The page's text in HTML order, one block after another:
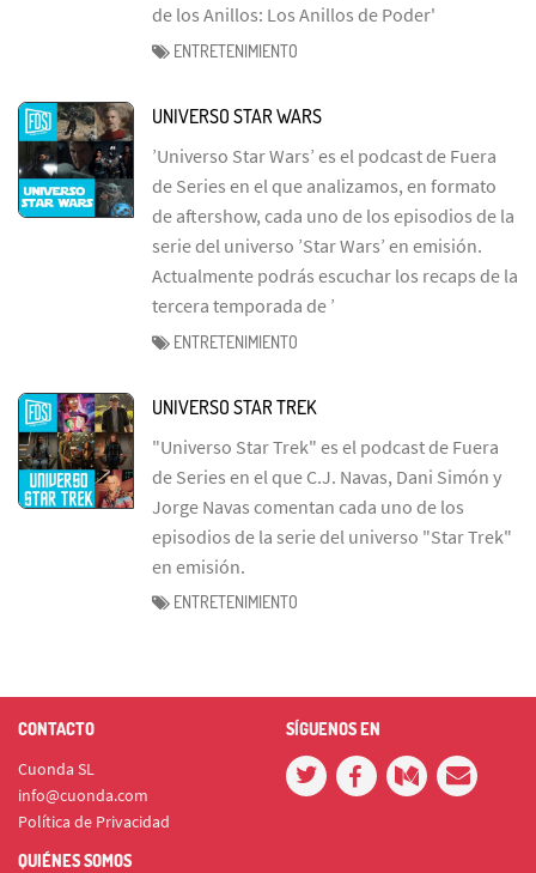
de los Anillos: Los Anillos de Poder'
ENTRETENIMIENTO
UNIVERSO STAR WARS
’Universo Star Wars’ es el podcast de Fuera
de Series en el que analizamos, en formato
de aftershow, cada uno de los episodios de la
serie del universo ’Star Wars’ en emisión.
Actualmente podrás escuchar los recaps de la
tercera temporada de ’
ENTRETENIMIENTO
UNIVERSO STAR TREK
"Universo Star Trek" es el podcast de Fuera
de Series en el que C.J. Navas, Dani Simón y
Jorge Navas comentan cada uno de los
episodios de la serie del universo "Star Trek"
en emisión.
ENTRETENIMIENTO
CONTACTO
Cuonda SL
info@cuonda.com
Política de Privacidad
SÍGUENOS EN
QUIÉNES SOMOS